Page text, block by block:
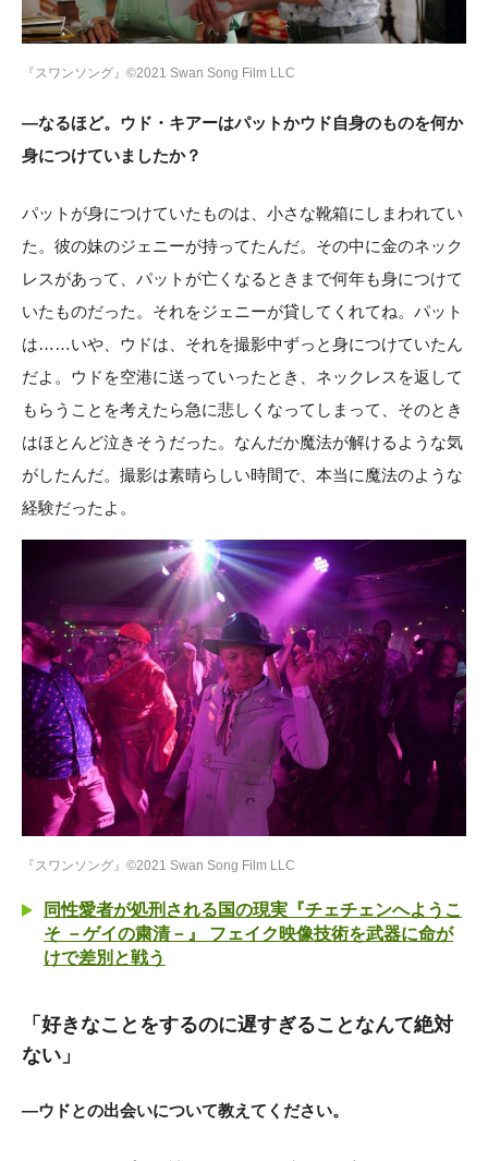
『スワンソング』©2021 Swan Song Film LLC
―なるほど。ウド・キアーはパットかウド自身のものを何か
身につけていましたか？
パットが身につけていたものは、小さな靴箱にしまわれてい
た。彼の妹のジェニーが持ってたんだ。その中に金のネック
レスがあって、パットが亡くなるときまで何年も身につけて
いたものだった。それをジェニーが貸してくれてね。パット
は……いや、ウドは、それを撮影中ずっと身につけていたん
だよ。ウドを空港に送っていったとき、ネックレスを返して
もらうことを考えたら急に悲しくなってしまって、そのとき
はほとんど泣きそうだった。なんだか魔法が解けるような気
がしたんだ。撮影は素晴らしい時間で、本当に魔法のような
経験だったよ。
『スワンソング』©2021 Swan Song Film LLC
同性愛者が処刑される国の現実『チェチェンへようこ
そ －ゲイの粛清－』 フェイク映像技術を武器に命が
けで差別と戦う
「好きなことをするのに遅すぎることなんて絶対
ない」
―ウドとの出会いについて教えてください。